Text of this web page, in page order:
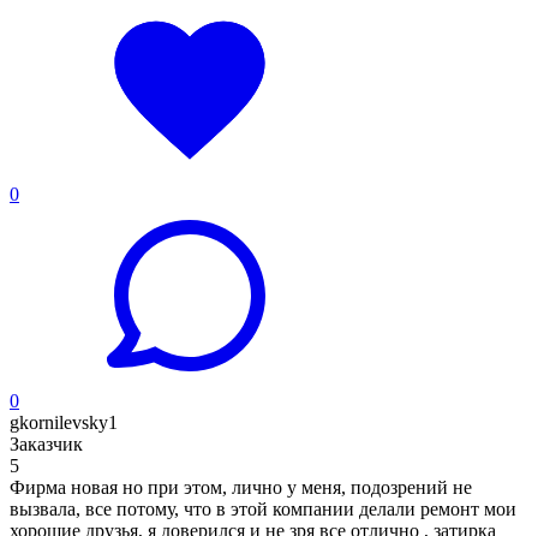
0
0
gkornilevsky1
Заказчик
5
Фирма новая но при этом, лично у меня, подозрений не
вызвала, все потому, что в этой компании делали ремонт мои
хорошие друзья, я доверился и не зря все отлично , затирка